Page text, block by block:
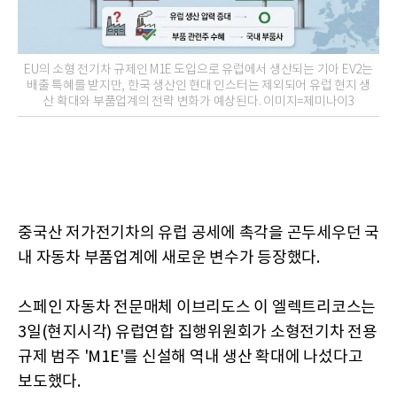
EU의 소형 전기차 규제인 M1E 도입으로 유럽에서 생산되는 기아 EV2는
배출 특혜를 받지만, 한국 생산인 현대 인스터는 제외되어 유럽 현지 생
산 확대와 부품업계의 전략 변화가 예상된다. 이미지=제미나이3
중국산 저가전기차의 유럽 공세에 촉각을 곤두세우던 국
내 자동차 부품업계에 새로운 변수가 등장했다.
스페인 자동차 전문매체 이브리도스 이 엘렉트리코스는
3일(현지시각) 유럽연합 집행위원회가 소형전기차 전용
규제 범주 'M1E'를 신설해 역내 생산 확대에 나섰다고
보도했다.